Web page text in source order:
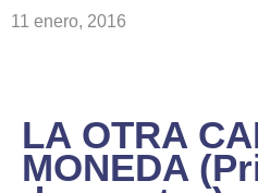
11 enero, 2016
LA OTRA
MONEDA